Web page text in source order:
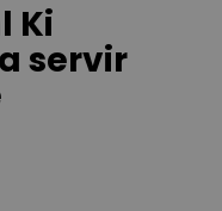
Ki
servir